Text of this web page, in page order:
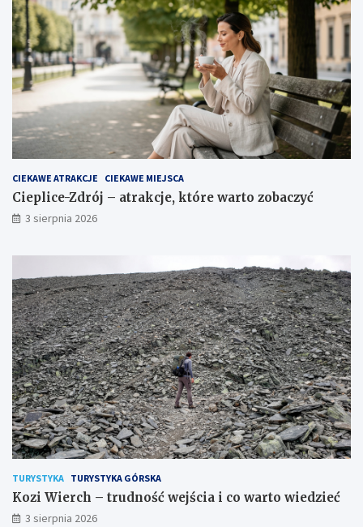
CIEKAWE ATRAKCJE CIEKAWE MIEJSCA
Cieplice-Zdrój – atrakcje, które warto zobaczyć
3 sierpnia 2026
TURYSTYKA TURYSTYKA GÓRSKA
Kozi Wierch – trudność wejścia i co warto wiedzieć
3 sierpnia 2026